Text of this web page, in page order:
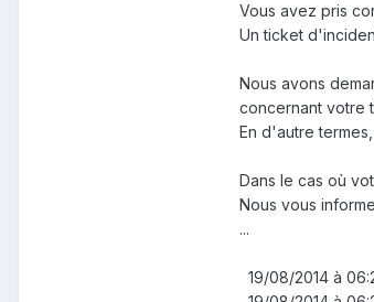
Vous avez pris
Un ticket
Nous avons
concernant votre
En d'autre
Dans le cas où
Nous vous
...
19/08/2014 à